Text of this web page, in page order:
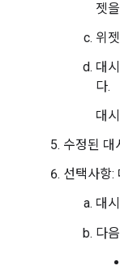
젯
위
대
다.
대
수정된 대
선택사항:
대
다